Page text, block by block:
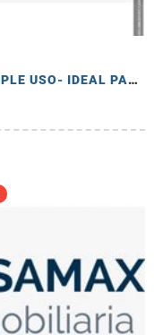
AMAGUAñA-MIRANDA LOTES MULTIPLE USO- IDEAL PARA LOTIZACION Y OTROS